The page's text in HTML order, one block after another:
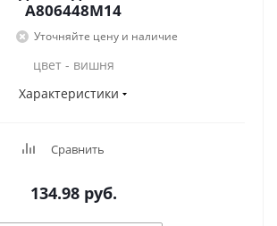
A806448M14
Уточняйте цену и наличие
цвет - вишня
Характеристики
Сравнить
134.98 руб.